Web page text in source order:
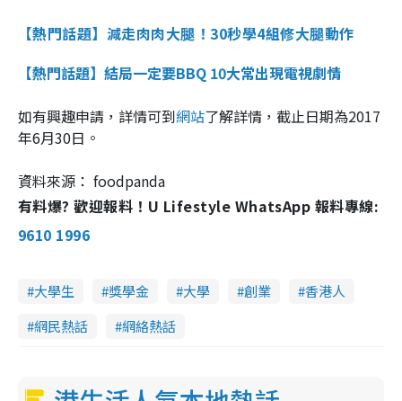
【熱門話題】減走肉肉大腿！30秒學4組修大腿動作
【熱門話題】結局一定要BBQ 10大常出現電視劇情
如有興趣申請，詳情可到網站了解詳情，截止日期為2017
年6月30日。
資料來源： foodpanda
有料爆? 歡迎報料！U Lifestyle WhatsApp 報料專線:
9610 1996
大學生 獎學金 大學 創業
香港人
網民熱話
網絡熱話